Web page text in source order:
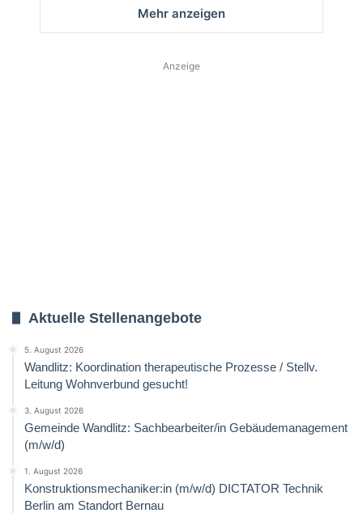
Mehr anzeigen
Anzeige
Aktuelle Stellenangebote
5. August 2026
Wandlitz: Koordination therapeutische Prozesse / Stellv.
Leitung Wohnverbund gesucht!
3. August 2026
Gemeinde Wandlitz: Sachbearbeiter/in Gebäudemanagement
(m/w/d)
1. August 2026
Konstruktionsmechaniker:in (m/w/d) DICTATOR Technik
Berlin am Standort Bernau